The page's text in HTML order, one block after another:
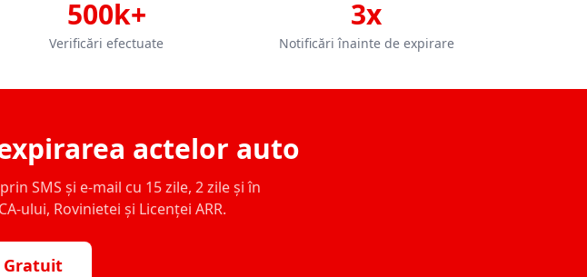
500k+
Verificări efectuate
3x
Notificări înainte de expirare
actelor auto
SMS și e-mail cu 15 zile, 2 zile și în
ului, Rovinietei și Licenței ARR.
Gratuit